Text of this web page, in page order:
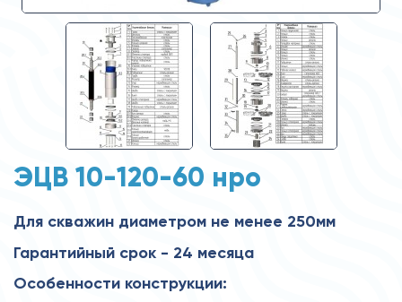
ЭЦВ 10-120-60 нро
Для скважин диаметром не менее 250мм
Гарантийный срок - 24 месяца
Особенности конструкции: